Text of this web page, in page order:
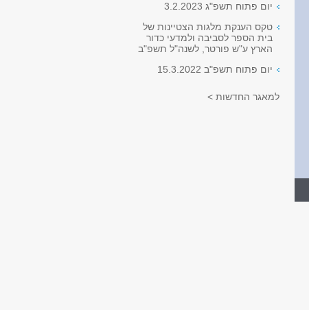
יום פתוח תשפ"ג 3.2.2023
טקס הענקת מלגות הצטיינות של
בית הספר לסביבה ולמדעי כדור
הארץ ע"ש פורטר, לשנה"ל תשפ"ב
יום פתוח תשפ"ב 15.3.2022
למאגר החדשות >